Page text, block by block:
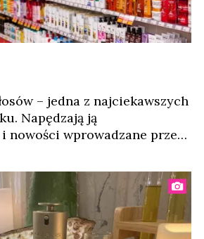
– jedna z najciekawszych
Napędzają ją
nowości wprowadzane przez